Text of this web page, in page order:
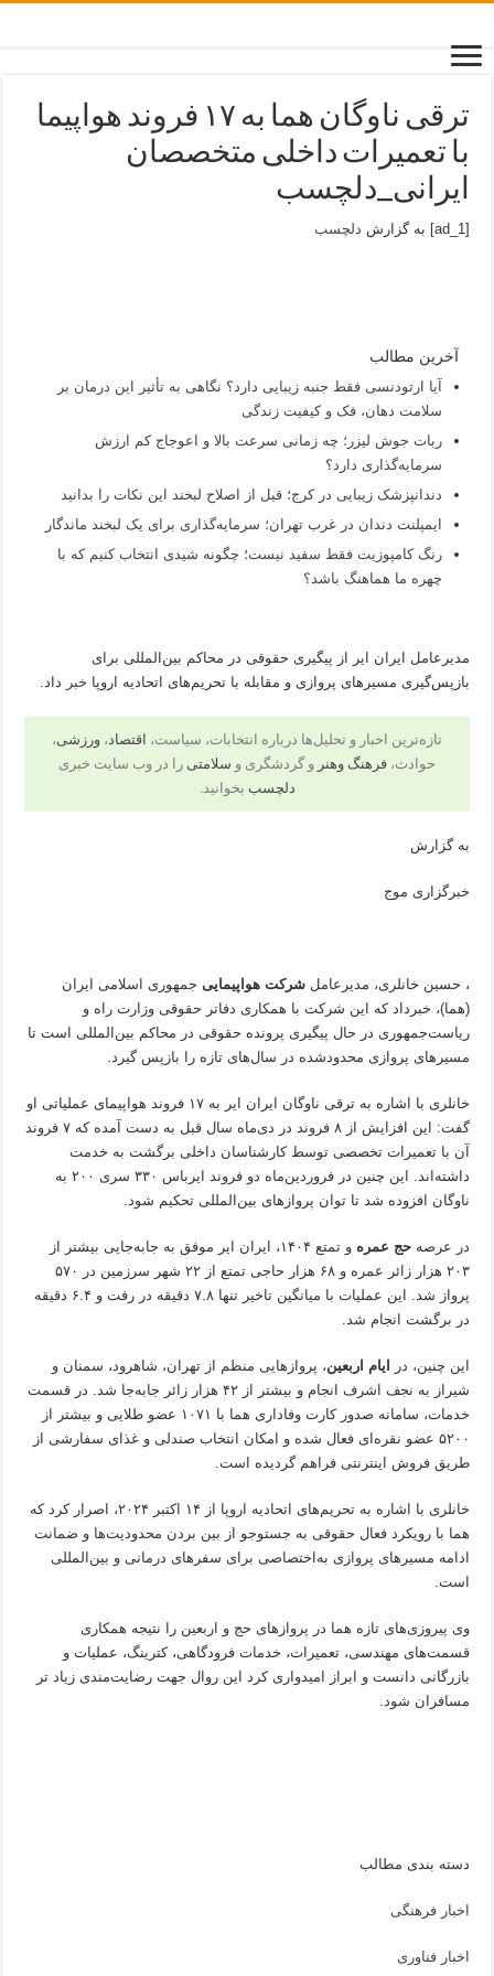
ترقی ناوگان هما به ۱۷ فروند هواپیما
با تعمیرات داخلی متخصصان
ایرانی_دلچسب
[ad_1] به گزارش دلچسب
آخرین مطالب
آیا ارتودنسی فقط جنبه زیبایی دارد؟ نگاهی به تأثیر این درمان بر
سلامت دهان، فک و کیفیت زندگی
ربات جوش لیزر؛ چه زمانی سرعت بالا و اعوجاج کم ارزش
سرمایه‌گذاری دارد؟
دندانپزشک زیبایی در کرج؛ قبل از اصلاح لبخند این نکات را بدانید
ایمپلنت دندان در غرب تهران؛ سرمایه‌گذاری برای یک لبخند ماندگار
رنگ کامپوزیت فقط سفید نیست؛ چگونه شیدی انتخاب کنیم که با
چهره ما هماهنگ باشد؟
مدیرعامل ایران ایر از پیگیری حقوقی در محاکم بین‌المللی برای
بازپس‌گیری مسیرهای پروازی و مقابله با تحریم‌های اتحادیه اروپا خبر داد.
تازه‌ترین اخبار و تحلیل‌ها درباره انتخابات، سیاست، اقتصاد، ورزشی،
حوادث، فرهنگ وهنر و گردشگری و سلامتی را در وب سایت خبری
دلچسب بخوانید.
به گزارش
خبرگزاری موج
، حسین خانلری، مدیرعاملشرکت هواپیمایی جمهوری اسلامی ایران
(هما)، خبرداد که این شرکت با همکاری دفاتر حقوقی وزارت راه و
ریاست‌جمهوری در حال پیگیری پرونده حقوقی در محاکم بین‌المللی است تا
مسیرهای پروازی محدودشده در سال‌های تازه را بازپس گیرد.
خانلری با اشاره به ترقی ناوگان ایران ایر به ۱۷ فروند هواپیمای عملیاتی او
گفت: این افزایش از ۸ فروند در دی‌ماه سال قبل به دست آمده که ۷ فروند
آن با تعمیرات تخصصی توسط کارشناسان داخلی برگشت به خدمت
داشته‌اند. این چنین در فروردین‌ماه دو فروند ایرباس ۳۳۰ سری ۲۰۰ به
ناوگان افزوده شد تا توان پروازهای بین‌المللی تحکیم شود.
در عرصهحج عمره
و تمتع ۱۴۰۴، ایران ایر موفق به جابه‌جایی بیشتر از
۲۰۳ هزار زائر عمره و ۶۸ هزار حاجی تمتع از ۲۲ شهر سرزمین در ۵۷۰
پرواز شد. این عملیات با میانگین تاخیر تنها ۷.۸ دقیقه در رفت و ۶.۴ دقیقه
در برگشت انجام شد.
این چنین، در ایام اربعین، پروازهایی منظم از تهران، شاهرود، سمنان و
شیراز به نجف اشرف انجام و بیشتر از ۴۲ هزار زائر جابه‌جا شد. در قسمت
خدمات، سامانه صدور کارت وفاداری هما با ۱۰۷۱ عضو طلایی و بیشتر از
۵۲۰۰ عضو نقره‌ای فعال شده و امکان انتخاب صندلی و غذای سفارشی از
طریق فروش اینترنتی فراهم گردیده است.
خانلری با اشاره به تحریم‌های اتحادیه اروپا از ۱۴ اکتبر ۲۰۲۴، اصرار کرد که
هما با رویکرد فعال حقوقی به جستوجو از بین بردن محدودیت‌ها و ضمانت
ادامه مسیرهای پروازی به‌اختصاصی برای سفرهای درمانی و بین‌المللی
است.
وی پیروزی‌های تازه هما در پروازهای حج و اربعین را نتیجه همکاری
قسمت‌های مهندسی، تعمیرات، خدمات فرودگاهی، کترینگ، عملیات و
بازرگانی دانست و ابراز امیدواری کرد این روال جهت رضایت‌مندی زیاد تر
مسافران شود.
دسته بندی مطالب
اخبار فرهنگی
اخبار فناوری